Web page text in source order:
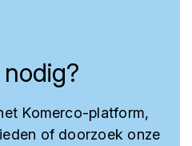
Komerco-platform,
of doorzoek onze